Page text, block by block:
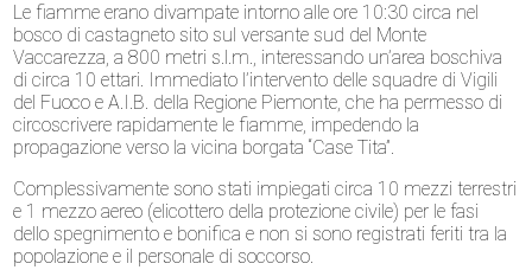
Le fiamme erano divampate intorno alle ore 10:30 circa nel
bosco di castagneto sito sul versante sud del Monte
Vaccarezza, a 800 metri s.l.m., interessando un’area boschiva
di circa 10 ettari. Immediato l’intervento delle squadre di Vigili
del Fuoco e A.I.B. della Regione Piemonte, che ha permesso di
circoscrivere rapidamente le fiamme, impedendo la
propagazione verso la vicina borgata “Case Tita”.
Complessivamente sono stati impiegati circa 10 mezzi terrestri
e 1 mezzo aereo (elicottero della protezione civile) per le fasi
dello spegnimento e bonifica e non si sono registrati feriti tra la
popolazione e il personale di soccorso.